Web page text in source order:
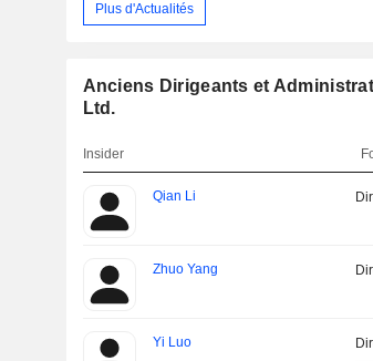
Plus d'Actualités
Anciens Dirigeants et
Ltd.
Insider
Qian Li
Zhuo Yang
Yi Luo